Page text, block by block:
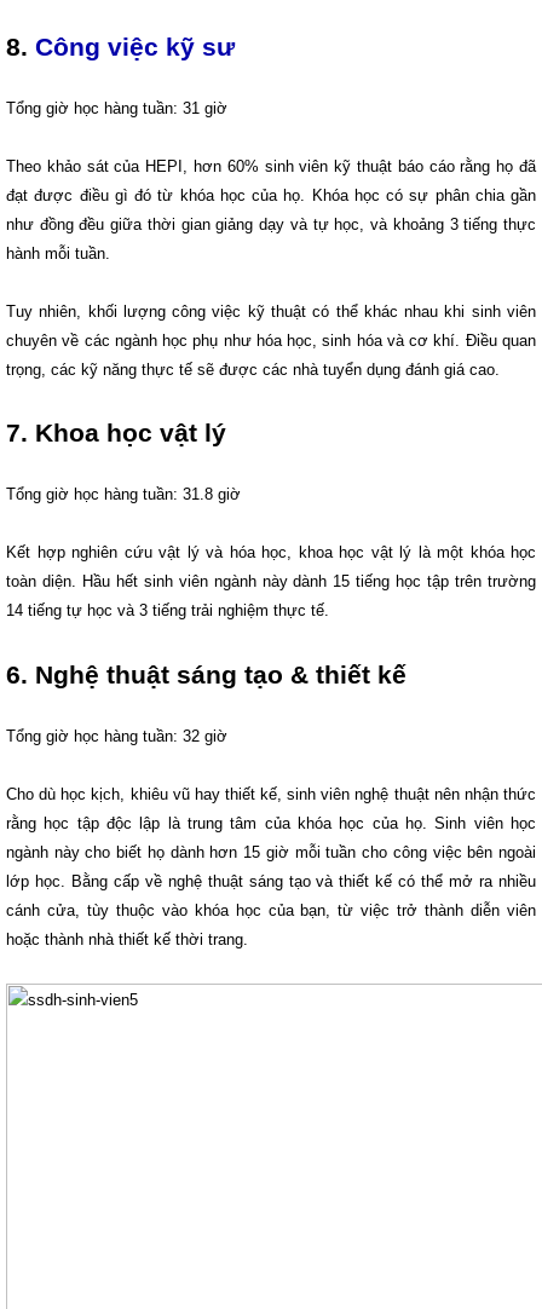
8. Công việc kỹ sư
Tổng giờ học hàng tuần: 31 giờ
Theo khảo sát của HEPI, hơn 60% sinh viên kỹ thuật báo cáo rằng họ đã
đạt được điều gì đó từ khóa học của họ. Khóa học có sự phân chia gần
như đồng đều giữa thời gian giảng dạy và tự học, và khoảng 3 tiếng thực
hành mỗi tuần.
Tuy nhiên, khối lượng công việc kỹ thuật có thể khác nhau khi sinh viên
chuyên về các ngành học phụ như hóa học, sinh hóa và cơ khí. Điều quan
trọng, các kỹ năng thực tế sẽ được các nhà tuyển dụng đánh giá cao.
7. Khoa học vật lý
Tổng giờ học hàng tuần: 31.8 giờ
Kết hợp nghiên cứu vật lý và hóa học, khoa học vật lý là một khóa học
toàn diện. Hầu hết sinh viên ngành này dành 15 tiếng học tập trên trường
14 tiếng tự học và 3 tiếng trải nghiệm thực tế.
6. Nghệ thuật sáng tạo & thiết kế
Tổng giờ học hàng tuần: 32 giờ
Cho dù học kịch, khiêu vũ hay thiết kế, sinh viên nghệ thuật nên nhận thức
rằng học tập độc lập là trung tâm của khóa học của họ. Sinh viên học
ngành này cho biết họ dành hơn 15 giờ mỗi tuần cho công việc bên ngoài
lớp học. Bằng cấp về nghệ thuật sáng tạo và thiết kế có thể mở ra nhiều
cánh cửa, tùy thuộc vào khóa học của bạn, từ việc trở thành diễn viên
hoặc thành nhà thiết kế thời trang.